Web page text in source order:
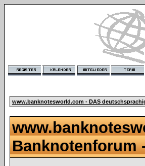
www.banknotesworld.com - DAS
Banknotenforum